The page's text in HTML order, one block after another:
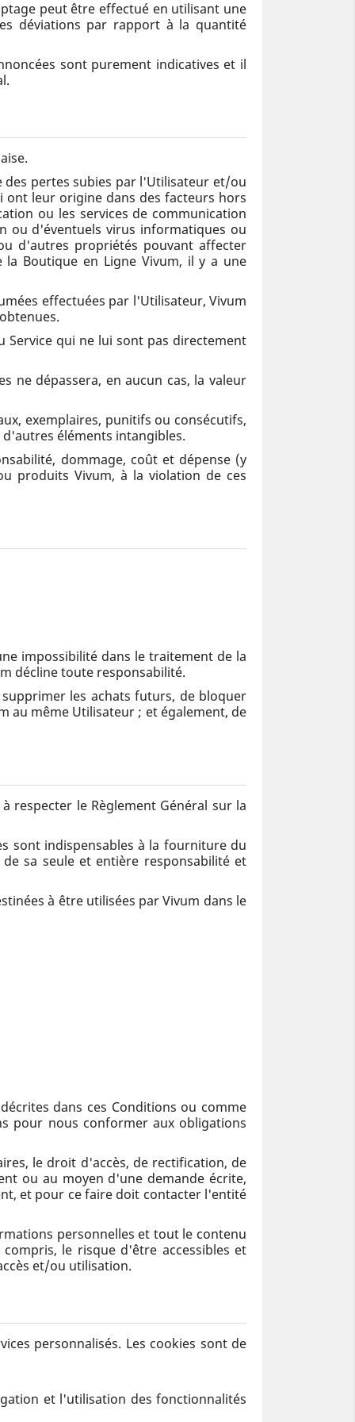
peut être effectué en utilisant une
déviations par rapport à la quantité
sont purement indicatives et il
des pertes subies par l'Utilisateur et/ou
leur origine dans des facteurs hors
ou les services de communication
ou d'éventuels virus informatiques ou
d'autres propriétés pouvant affecter
Boutique en Ligne Vivum, il y a une
effectuées par l'Utilisateur, Vivum
Service qui ne lui sont pas directement
ne dépassera, en aucun cas, la valeur
exemplaires, punitifs ou consécutifs,
éléments intangibles.
dommage, coût et dépense (y
produits Vivum, à la violation de ces
impossibilité dans le traitement de la
décline toute responsabilité.
les achats futurs, de bloquer
au même Utilisateur ; et également, de
respecter le Règlement Général sur la
sont indispensables à la fourniture du
sa seule et entière responsabilité et
à être utilisées par Vivum dans le
dans ces Conditions ou comme
pour nous conformer aux obligations
le droit d'accès, de rectification, de
ou au moyen d'une demande écrite,
et pour ce faire doit contacter l'entité
personnelles et tout le contenu
le risque d'être accessibles et
et/ou utilisation.
personnalisés. Les cookies sont de
et l'utilisation des fonctionnalités